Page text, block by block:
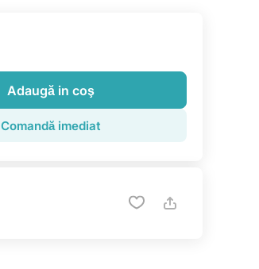
Adaugă in coş
Comandă imediat